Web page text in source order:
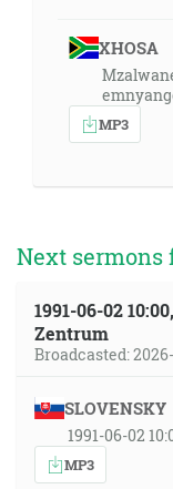
XHOSA
MP3
Next sermons
1991-06-02
Zentrum
Broadcasted:
SLOVENSKY
1991-06-02
MP3